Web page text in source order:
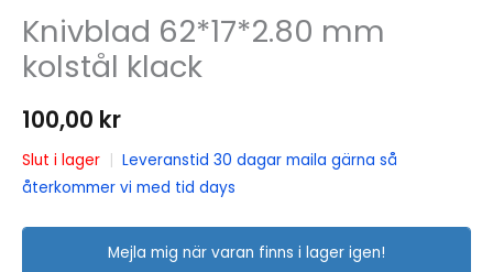
Knivblad 62*17*2.80 mm
kolstål klack
100,00 kr
Slut i lager | Leveranstid 30 dagar maila gärna så
återkommer vi med tid days
Mejla mig när varan finns i lager igen!